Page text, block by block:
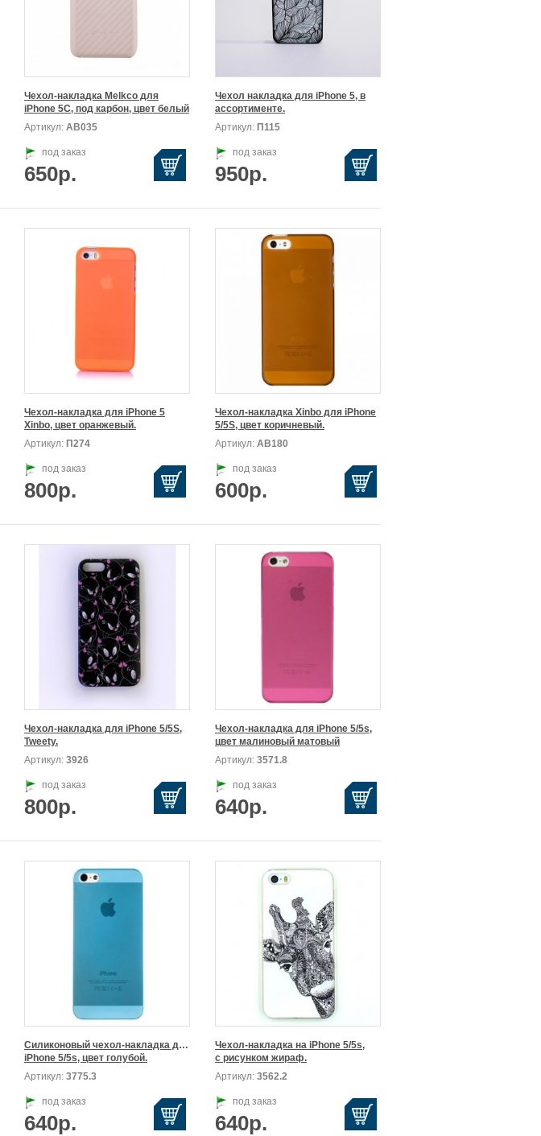
Чехол-накладка Melkco для
iPhone 5C, под карбон, цвет белый
Артикул: АВ035
под заказ
650р.
Чехол накладка для iPhone 5, в
ассортименте.
Артикул: П115
под заказ
950р.
Чехол-накладка для iPhone 5
Xinbo, цвет оранжевый.
Артикул: П274
под заказ
800р.
Чехол-накладка Xinbo для iPhone
5/5S, цвет коричневый.
Артикул: АВ180
под заказ
600р.
Чехол-накладка для iPhone 5/5S,
Tweety.
Артикул: 3926
под заказ
800р.
Чехол-накладка для iPhone 5/5s,
цвет малиновый матовый
Артикул: 3571.8
под заказ
640р.
Силиконовый чехол-накладка для
iPhone 5/5s, цвет голубой.
Артикул: 3775.3
под заказ
640р.
Чехол-накладка на iPhone 5/5s,
с рисунком жираф.
Артикул: 3562.2
под заказ
640р.